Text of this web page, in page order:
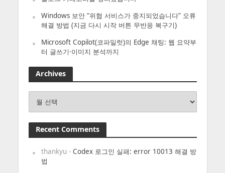
Windows 보안 “위협 서비스가 중지되었습니다” 오류
해결 방법 (지금 다시 시작 버튼 무반응 복구기)
Microsoft Copilot(코파일럿)의 Edge 채팅: 웹 요약부
터 글쓰기·이미지 분석까지
Archives
Recent Comments
thankyu - Codex 로그인 실패: error 10013 해결 방
법